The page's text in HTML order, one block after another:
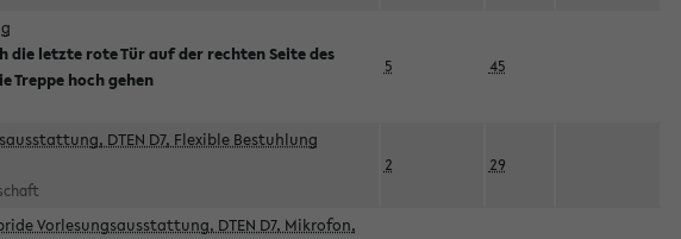
die letzte rote Tür auf der rechten Seite des
Treppe hoch gehen
5 45
DTEN D7, Flexible Bestuhlung
2 29
Vorlesungsausstattung, DTEN D7, Mikrofon,